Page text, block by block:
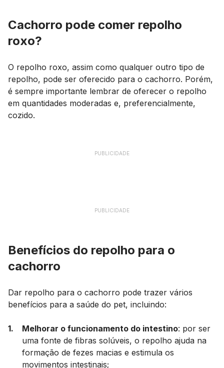
Cachorro pode comer repolho
roxo?
O repolho roxo, assim como qualquer outro tipo de
repolho, pode ser oferecido para o cachorro. Porém,
é sempre importante lembrar de oferecer o repolho
em quantidades moderadas e, preferencialmente,
cozido.
PUBLICIDADE
PUBLICIDADE
Benefícios do repolho para o
cachorro
Dar repolho para o cachorro pode trazer vários
benefícios para a saúde do pet, incluindo:
Melhorar o funcionamento do intestino: por ser
uma fonte de fibras solúveis, o repolho ajuda na
formação de fezes macias e estimula os
movimentos intestinais;